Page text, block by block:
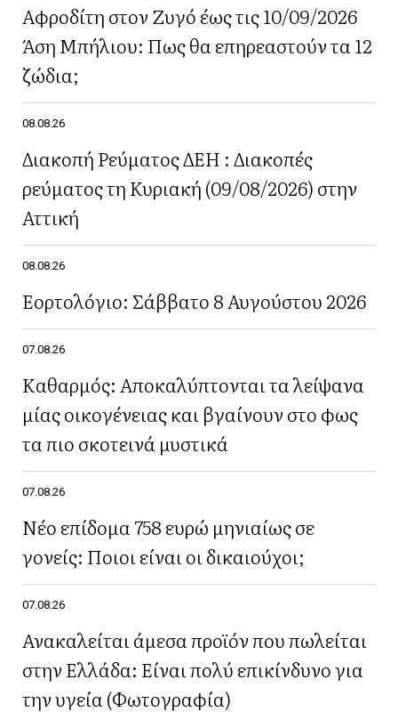
Αφροδίτη στον Ζυγό έως τις 10/09/2026
Άση Μπήλιου: Πως θα επηρεαστούν τα 12
ζώδια;
08.08.26
Διακοπή Ρεύματος ΔΕΗ : Διακοπές
ρεύματος τη Κυριακή (09/08/2026) στην
Αττική
08.08.26
Εορτολόγιο: Σάββατο 8 Αυγούστου 2026
07.08.26
Καθαρμός: Αποκαλύπτονται τα λείψανα
μίας οικογένειας και βγαίνουν στο φως
τα πιο σκοτεινά μυστικά
07.08.26
Νέο επίδομα 758 ευρώ μηνιαίως σε
γονείς: Ποιοι είναι οι δικαιούχοι;
07.08.26
Ανακαλείται άμεσα προϊόν που πωλείται
στην Ελλάδα: Είναι πολύ επικίνδυνο για
την υγεία (Φωτογραφία)